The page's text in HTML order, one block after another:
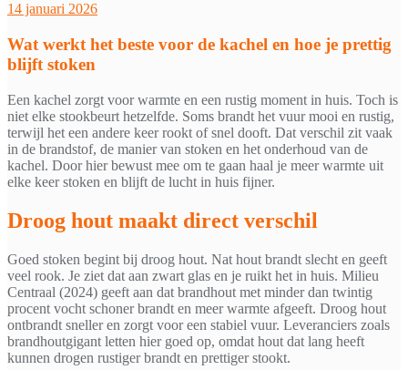
14 januari 2026
Wat werkt het beste voor de kachel en hoe je prettig
blijft stoken
Een kachel zorgt voor warmte en een rustig moment in huis. Toch is
niet elke stookbeurt hetzelfde. Soms brandt het vuur mooi en rustig,
terwijl het een andere keer rookt of snel dooft. Dat verschil zit vaak
in de brandstof, de manier van stoken en het onderhoud van de
kachel. Door hier bewust mee om te gaan haal je meer warmte uit
elke keer stoken en blijft de lucht in huis fijner.
Droog hout maakt direct verschil
Goed stoken begint bij droog hout. Nat hout brandt slecht en geeft
veel rook. Je ziet dat aan zwart glas en je ruikt het in huis. Milieu
Centraal (2024) geeft aan dat brandhout met minder dan twintig
procent vocht schoner brandt en meer warmte afgeeft. Droog hout
ontbrandt sneller en zorgt voor een stabiel vuur. Leveranciers zoals
brandhoutgigant letten hier goed op, omdat hout dat lang heeft
kunnen drogen rustiger brandt en prettiger stookt.